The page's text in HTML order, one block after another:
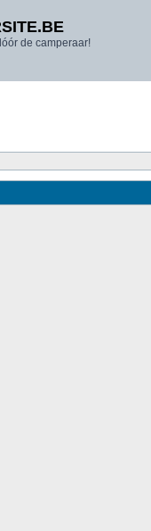
de camperaar!